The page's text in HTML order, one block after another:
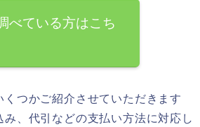
べている方はこち
つかご紹介させていただきます
、代引などの支払い方法に対応し